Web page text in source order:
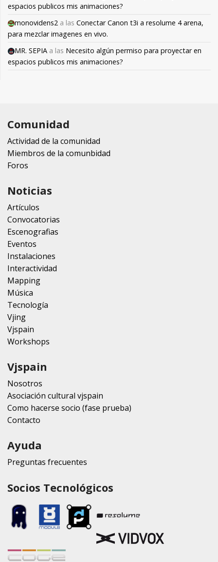
espacios publicos mis animaciones?
monovidens2 a las Conectar Canon t3i a resolume 4 arena,
para mezclar imagenes en vivo.
MR. SEPIA a las Necesito algún permiso para proyectar en
espacios publicos mis animaciones?
Comunidad
Actividad de la comunidad
Miembros de la comunbidad
Foros
Noticias
Artículos
Convocatorias
Escenografias
Eventos
Instalaciones
Interactividad
Mapping
Música
Tecnología
Vjing
Vjspain
Workshops
Vjspain
Nosotros
Asociación cultural vjspain
Como hacerse socio (fase prueba)
Contacto
Ayuda
Preguntas frecuentes
Socios Tecnológicos